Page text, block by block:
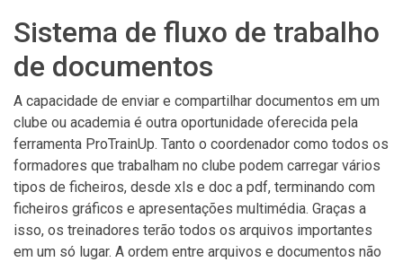
Sistema de fluxo de trabalho
de documentos
A capacidade de enviar e compartilhar documentos em um
clube ou academia é outra oportunidade oferecida pela
ferramenta ProTrainUp. Tanto o coordenador como todos os
formadores que trabalham no clube podem carregar vários
tipos de ficheiros, desde xls e doc a pdf, terminando com
ficheiros gráficos e apresentações multimédia. Graças a
isso, os treinadores terão todos os arquivos importantes
em um só lugar. A ordem entre arquivos e documentos não